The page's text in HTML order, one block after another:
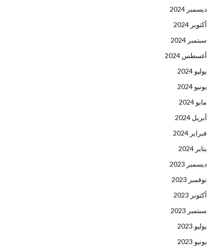
ديسمبر 2024
أكتوبر 2024
سبتمبر 2024
أغسطس 2024
يوليو 2024
يونيو 2024
مايو 2024
أبريل 2024
فبراير 2024
يناير 2024
ديسمبر 2023
نوفمبر 2023
أكتوبر 2023
سبتمبر 2023
يوليو 2023
يونيو 2023